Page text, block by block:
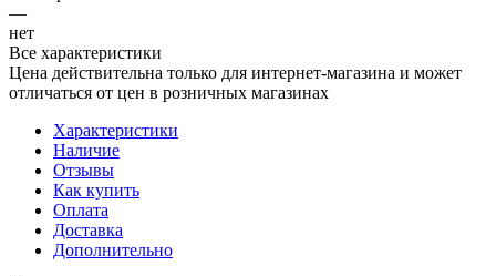
—
нет
Все характеристики
Цена действительна только для интернет-магазина и может
отличаться от цен в розничных магазинах
Характеристики
Наличие
Отзывы
Как купить
Оплата
Доставка
Дополнительно